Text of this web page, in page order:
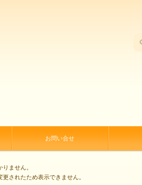
お問い合せ
ません。
されたため表示できません。